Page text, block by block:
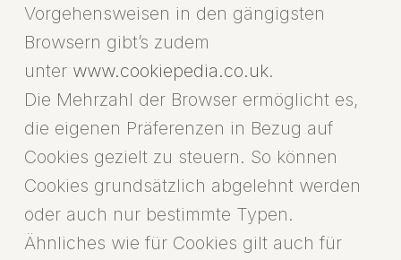
Vorgehensweisen in den gängigsten
Browsern gibt’s zudem
unter www.cookiepedia.co.uk.
Die Mehrzahl der Browser ermöglicht es,
die eigenen Präferenzen in Bezug auf
Cookies gezielt zu steuern. So können
Cookies grundsätzlich abgelehnt werden
oder auch nur bestimmte Typen.
Ähnliches wie für Cookies gilt auch für